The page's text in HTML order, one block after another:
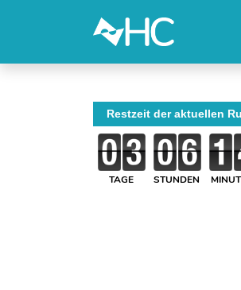
Restzeit der aktuellen
TAGE STUNDEN